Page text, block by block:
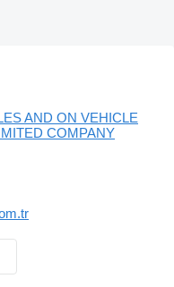
AND ON VEHICLE
COMPANY